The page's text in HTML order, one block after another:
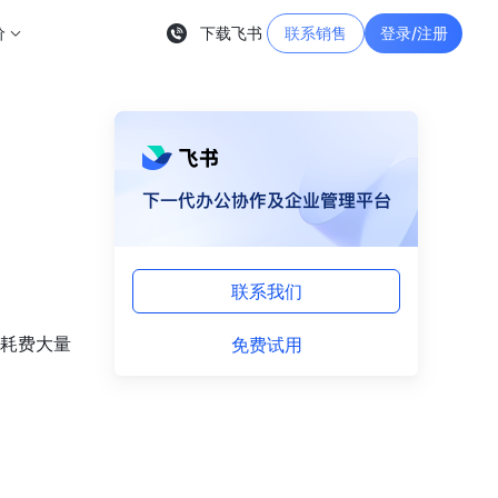
下载飞书 联系销售 登录/注册
联系我们
免费试用
费大量